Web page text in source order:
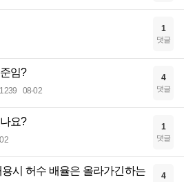
1
댓글
임?
08-02
4
댓글
요? 1
댓글
시 허수 배율은 올라가긴하는
4